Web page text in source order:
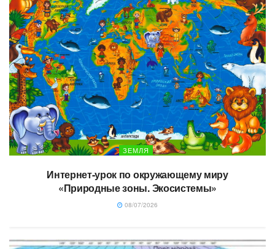
ЗЕМЛЯ
Интернет-урок по окружающему миру
«Природные зоны. Экосистемы»
08/07/2026